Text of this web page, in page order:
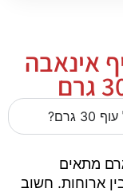
אינאבה
אינאבה בייטס לחתול עוף 30 גרם מתאים
בין ארוחות. חשוב